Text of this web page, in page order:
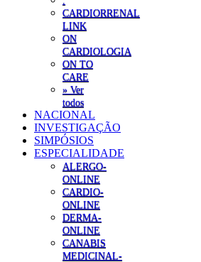
CARDIORRENAL
LINK
ON
CARDIOLOGIA
ON TO
CARE
» Ver
todos
NACIONAL
INVESTIGAÇÃO
SIMPÓSIOS
ESPECIALIDADE
ALERGO-
ONLINE
CARDIO-
ONLINE
DERMA-
ONLINE
CANABIS
MEDICINAL-